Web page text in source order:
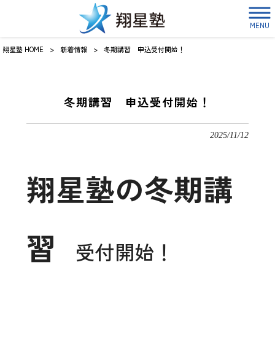
MENU
翔星塾 HOME > 新着情報 > 冬期講習 申込受付開始！
冬期講習 申込受付開始！
2025/11/12
翔星塾の冬期講
習 受付開始！